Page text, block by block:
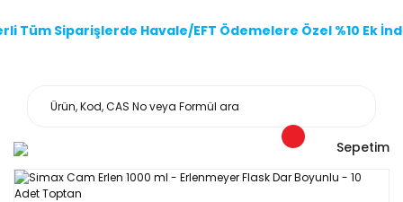
Tüm Siparişlerde Havale/EFT Ödemelere Özel %10 Ek
Sepetim